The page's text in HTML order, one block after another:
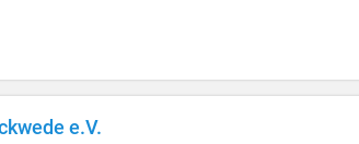
e.V.